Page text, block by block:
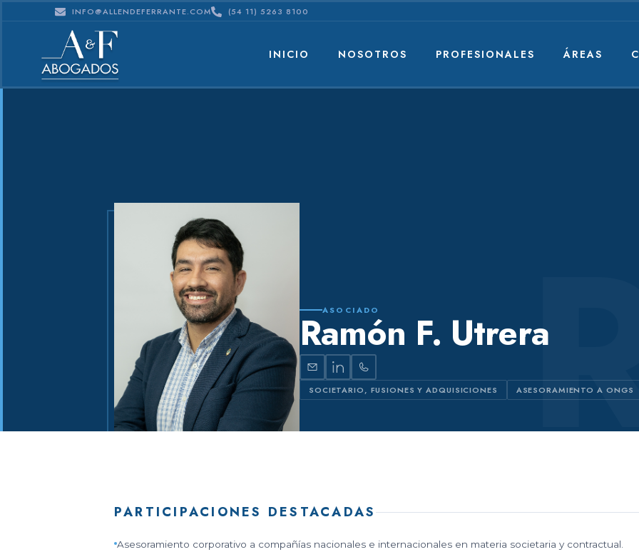
INFO@ALLENDEFERRANTE.COM (54 11) 5263 8100
INICIO NOSOTROS PROFESIONALES ÁREAS
ASOCIADO
Ramón F. Utrera
SOCIETARIO, FUSIONES Y ADQUISICIONES ASESORAMIENTO A ONGS
PARTICIPACIONES DESTACADAS
Asesoramiento corporativo a compañías nacionales e internacionales en materia societaria y contractual.